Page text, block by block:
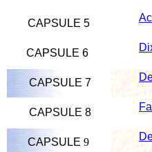
CAPSULE 5
CAPSULE 6
CAPSULE 7
CAPSULE 8
CAPSULE 9